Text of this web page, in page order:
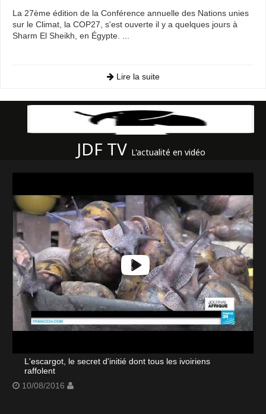
La 27ème édition de la Conférence annuelle des Nations unies
sur le Climat, la COP27, s'est ouverte il y a quelques jours à
Sharm El Sheikh, en Égypte. ...
Lire la suite
JDF TV L'actualité en vidéo
L'escargot, le secret d'initié dont tous les ivoiriens
raffolent
10/08/2016